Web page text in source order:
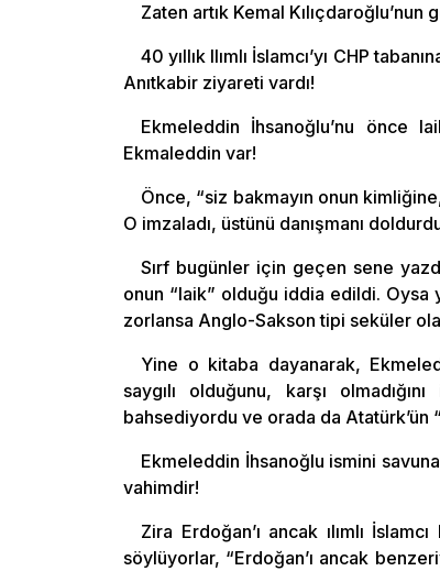
Zaten artık Kemal
40 yıllık Ilımlı İslamcı’yı CHP
Anıtkabir ziyareti vardı!
Ekmeleddin İhsanoğlu’nu önce
Ekmaleddin var!
Önce, “siz bakmayın onun
O imzaladı, üstünü danışmanı
Sırf bugünler için geçen sene
onun “laik” olduğu iddia edildi. Oysa
zorlansa Anglo-Sakson tipi seküler
Yine o kitaba dayanarak,
saygılı olduğunu, karşı
bahsediyordu ve orada da Atatürk’ün
Ekmeleddin İhsanoğlu ismini
vahimdir!
Zira Erdoğan’ı ancak ılımlı
söylüyorlar, “Erdoğan’ı ancak